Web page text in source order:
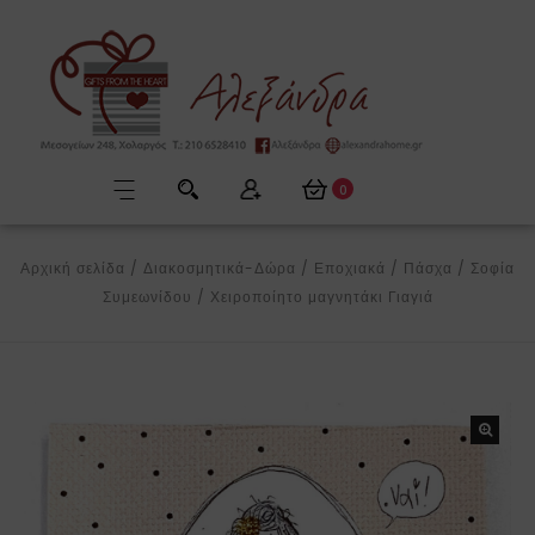
0
Αρχική σελίδα / Διακοσμητικά-Δώρα / Εποχιακά / Πάσχα / Σοφία
Συμεωνίδου / Χειροποίητο μαγνητάκι Γιαγιά